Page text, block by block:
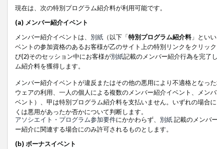
現在は、次の特別プログラム紹介料が利用可能です。
(a) メンバー紹介イベント
メンバー紹介イベントは、 別紙 （以下「特別プログラム紹介料」とい
ベントの参加資格のあるお客様が乙のサイト上の特別リンクをクリッ
び(2)そのセッション中にお客様が別紙記載のメンバー紹介行為を完了
ム紹介料を獲得します。
メンバー紹介イベントが違反またはその他の悪用により不適格となっ
ウェアの利用、一人の個人による複数のメンバー紹介イベント、メン
ベント）、甲は特別プログラム紹介料を支払いません。いずれの場合
くは悪用があったか否かについて判断します。
アソシエイト・プログラム参加要件にかかわらず、 別紙記載のメンバ
ー紹介に関連する場合にのみ許可されるものとします。
(b) ボーナスイベント